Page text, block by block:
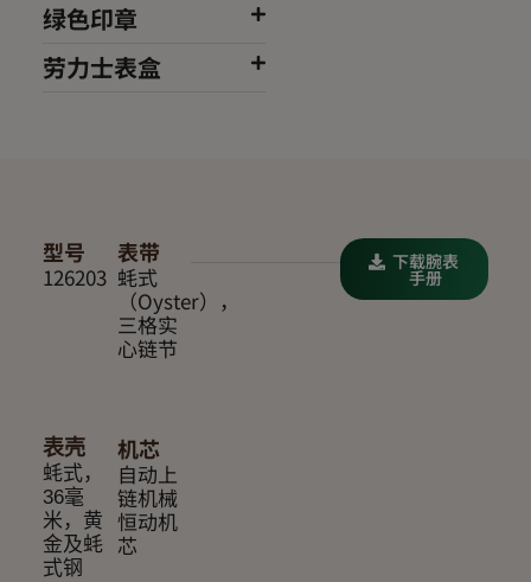
绿色印章
劳力士表盒
型号
126203
机芯
自动上
链机械
恒动机
芯
表带
蚝式
（Oyster），
三格实
心链节
表壳
蚝式，
36毫
米，黄
金及蚝
式钢
下载腕表
手册